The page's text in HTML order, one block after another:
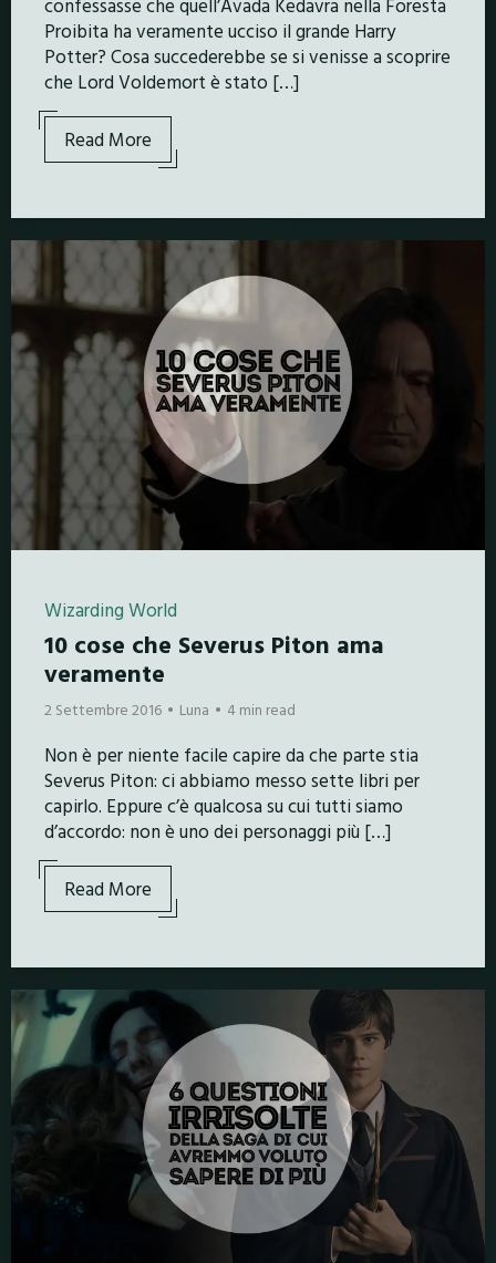
Proibita ha veramente ucciso il grande Harry
Potter? Cosa succederebbe se si venisse a scoprire
che Lord Voldemort è stato […]
Read More
Wizarding World
10 cose che Severus Piton ama
veramente
2 Settembre 2016 Luna 4 min read
Non è per niente facile capire da che parte stia
Severus Piton: ci abbiamo messo sette libri per
capirlo. Eppure c’è qualcosa su cui tutti siamo
d’accordo: non è uno dei personaggi più […]
Read More